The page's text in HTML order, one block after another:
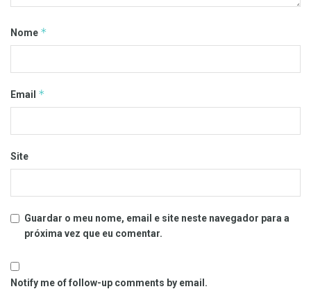
Nome *
Email *
Site
Guardar o meu nome, email e site neste navegador para a
próxima vez que eu comentar.
Notify me of follow-up comments by email.